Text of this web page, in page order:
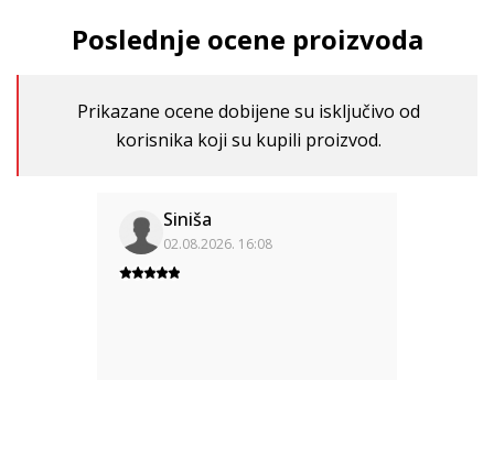
Poslednje ocene proizvoda
Prikazane ocene dobijene su isključivo od
korisnika koji su kupili proizvod.
Siniša
02.08.2026. 16:08